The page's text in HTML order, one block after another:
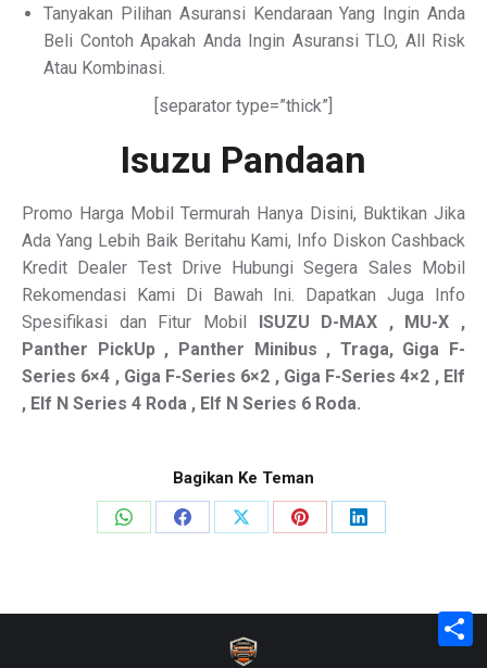
Tanyakan Pilihan Asuransi Kendaraan Yang Ingin Anda
Beli Contoh Apakah Anda Ingin Asuransi TLO, All Risk
Atau Kombinasi.
[separator type=”thick”]
Isuzu Pandaan
Promo Harga Mobil Termurah Hanya Disini, Buktikan Jika
Ada Yang Lebih Baik Beritahu Kami, Info Diskon Cashback
Kredit Dealer Test Drive Hubungi Segera Sales Mobil
Rekomendasi Kami Di Bawah Ini. Dapatkan Juga Info
Spesifikasi dan Fitur Mobil ISUZU D-MAX , MU-X ,
Panther PickUp , Panther Minibus , Traga, Giga F-
Series 6×4 , Giga F-Series 6×2 , Giga F-Series 4×2 , Elf
, Elf N Series 4 Roda , Elf N Series 6 Roda.
Bagikan Ke Teman
Share
Share
Share
Share
Share